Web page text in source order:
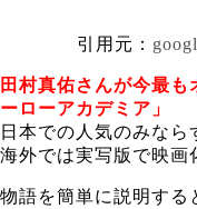
引用元：
田村真佑さんが今最
ーローアカデミア」
日本での人気のみなら
海外では実写版で映画
物語を簡単に説明する